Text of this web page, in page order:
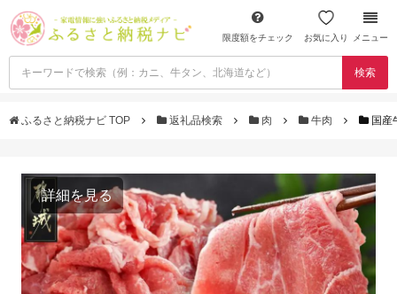
限度額をチェック お気に入り メニュー
検索
ふるさと納税ナビ TOP 返礼品検索 肉 牛肉 国産
詳細を見る